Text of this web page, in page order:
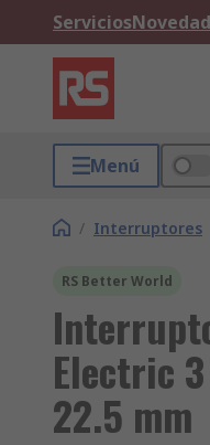
Servicios
Menú
/ Interruptores
RS Better World
Electric
22.5 mm